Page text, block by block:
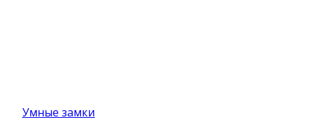
Умные замки